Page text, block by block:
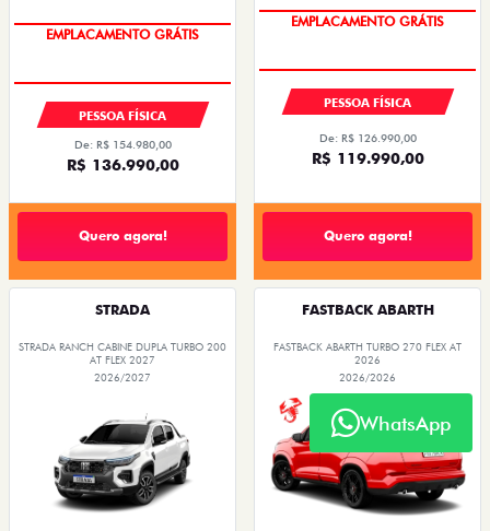
OPORTUNIDADE
PESSOA FÍSICA
De: R$ 154.980,00
R$ 136.990,00
Quero agora!
OPORTUNIDADE
PESSOA FÍSICA
De: R$ 126.990,00
R$ 119.990,00
Quero agora!
STRADA
STRADA RANCH CABINE DUPLA TURBO 200
AT FLEX 2027
2026/2027
FASTBACK ABARTH
FASTBACK ABARTH TURBO 270 FLEX AT
2026
2026/2026
WhatsApp